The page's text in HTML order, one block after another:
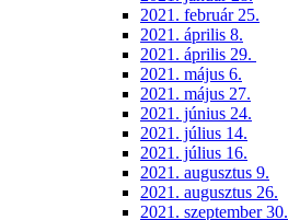
2021. február 25.
2021. április 8.
2021. április 29.
2021. május 6.
2021. május 27.
2021. június 24.
2021. július 14.
2021. július 16.
2021. augusztus 9.
2021. augusztus 26.
2021. szeptember 30.